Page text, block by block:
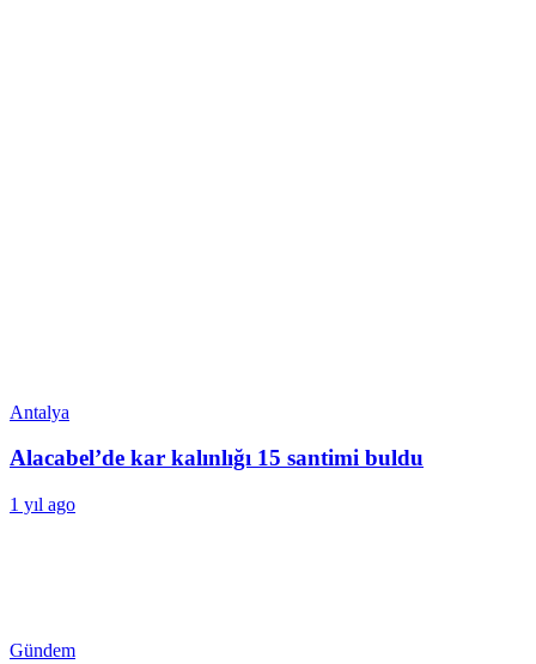
Antalya
Alacabel’de kar kalınlığı 15 santimi buldu
1 yıl ago
Gündem